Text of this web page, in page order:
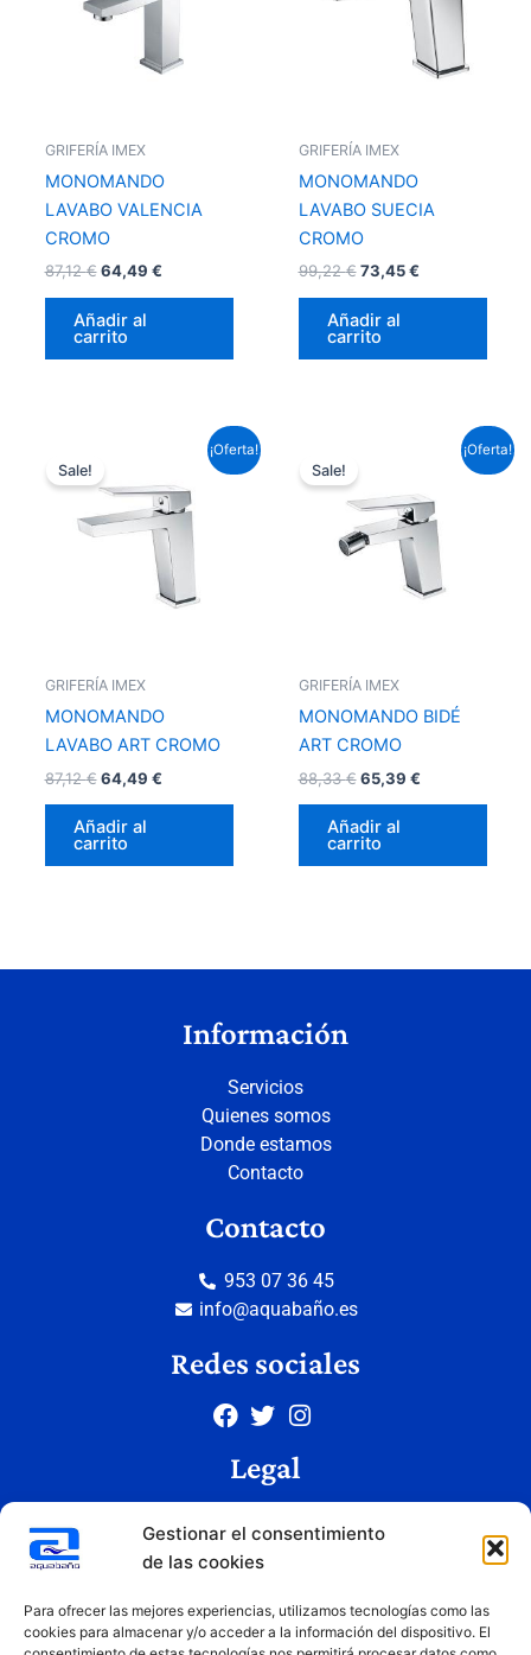
Gestionar el consentimiento
de las cookies
Para ofrecer las mejores experiencias, utilizamos tecnologías como las
cookies para almacenar y/o acceder a la información del dispositivo. El
GRIFERÍA IMEX
MONOMANDO
LAVABO VALENCIA
CROMO
87,12€ 64,49 €
Añadir al
carrito
GRIFERÍA IMEX
MONOMANDO
LAVABO SUECIA
CROMO
99,22€ 73,45€
Añadir al
carrito
¡Oferta!
Sale!
GRIFERÍA IMEX
MONOMANDO
LAVABO ART CROMO
87,12€
original
era:
87,12 €.
64,49 €
precio
actual
es:
64,49 €.
Añadir al
carrito
¡Oferta!
Sale!
GRIFERÍA IMEX
MONOMANDO BIDÉ
ART CROMO
88,33€
era:
88,33 €.
65,39 €
precio
es:
65,39 €.
Añadir al
carrito
Información
Servicios
Quienes somos
Donde estamos
Contacto
Contacto
953 07 36 45
info@aquabaño.es
Redes sociales
Legal
Política de privacidad
Condiciones de uso